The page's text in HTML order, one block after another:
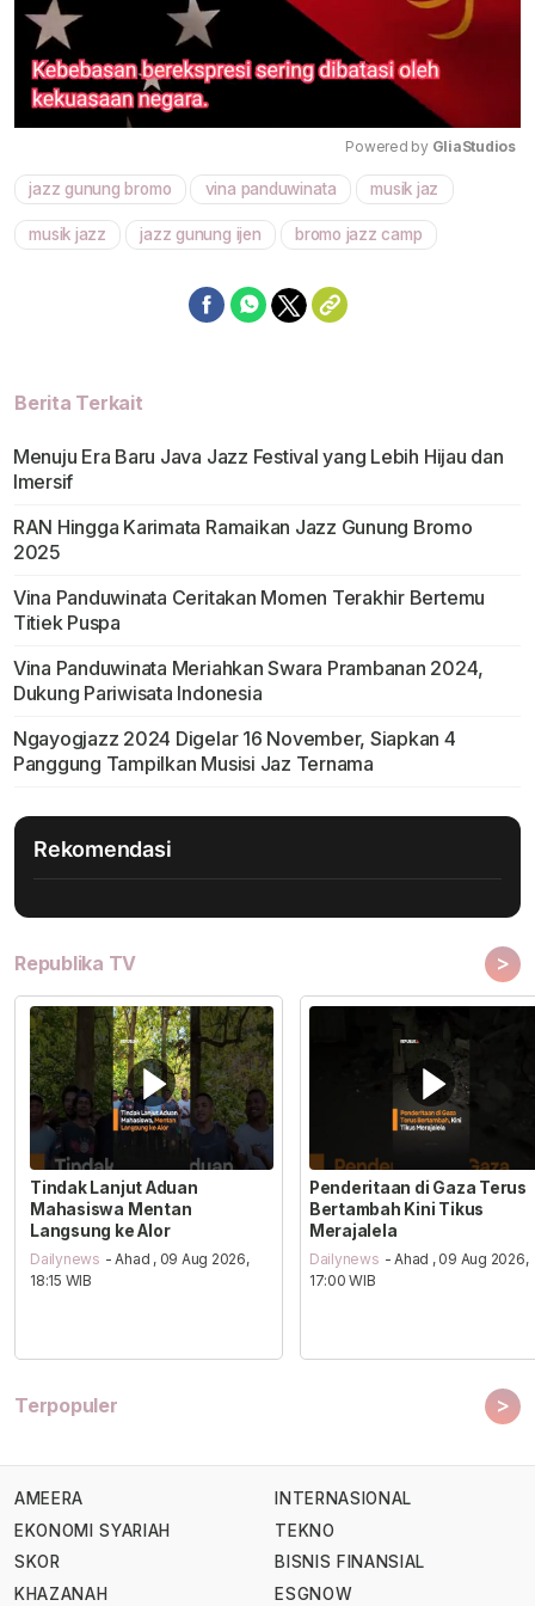
Mute
Powered by GliaStudios
jazz gunung bromo vina panduwinata musik jaz
musik jazz jazz gunung ijen bromo jazz camp
Berita Terkait
Menuju Era Baru Java Jazz Festival yang Lebih Hijau dan
Imersif
RAN Hingga Karimata Ramaikan Jazz Gunung Bromo
2025
Vina Panduwinata Ceritakan Momen Terakhir Bertemu
Titiek Puspa
Vina Panduwinata Meriahkan Swara Prambanan 2024,
Dukung Pariwisata Indonesia
Ngayogjazz 2024 Digelar 16 November, Siapkan 4
Panggung Tampilkan Musisi Jaz Ternama
Rekomendasi
Republika TV >
Tindak Lanjut Aduan
Mahasiswa Mentan
Langsung ke Alor
Dailynews - Ahad , 09 Aug 2026,
18:15 WIB
Penderitaan di Gaza Terus
Bertambah Kini Tikus
Merajalela
Dailynews - Ahad , 09 Aug 2026,
17:00 WIB
Terpopuler >
AMEERA
EKONOMI SYARIAH
SKOR
KHAZANAH
INTERNASIONAL
TEKNO
BISNIS FINANSIAL
ESGNOW